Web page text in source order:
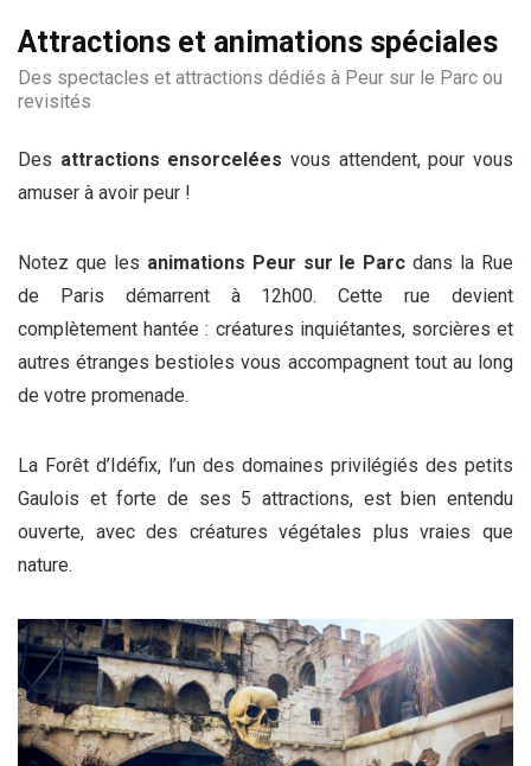
Attractions et animations spéciales
Des spectacles et attractions dédiés à Peur sur le Parc ou
revisités
Des attractions ensorcelées vous attendent, pour vous
amuser à avoir peur !
Notez que les animations Peur sur le Parc dans la Rue
de Paris démarrent à 12h00. Cette rue devient
complètement hantée : créatures inquiétantes, sorcières et
autres étranges bestioles vous accompagnent tout au long
de votre promenade.
La Forêt d’Idéfix, l’un des domaines privilégiés des petits
Gaulois et forte de ses 5 attractions, est bien entendu
ouverte, avec des créatures végétales plus vraies que
nature.